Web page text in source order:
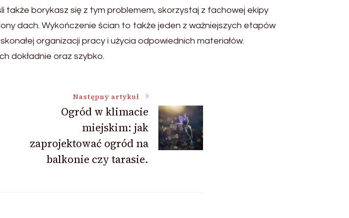
także borykasz się z tym problemem, skorzystaj z fachowej ekipy
dach. Wykończenie ścian to także jeden z ważniejszych etapów
organizacji pracy i użycia odpowiednich materiałów.
dokładnie oraz szybko.
Następny artykuł
Ogród w klimacie
miejskim: jak
zaprojektować ogród na
balkonie czy tarasie.